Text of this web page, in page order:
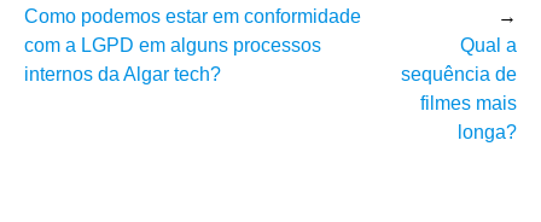
Como podemos estar em conformidade
com a LGPD em alguns processos
internos da Algar tech?
→
Qual a
sequência de
filmes mais
longa?